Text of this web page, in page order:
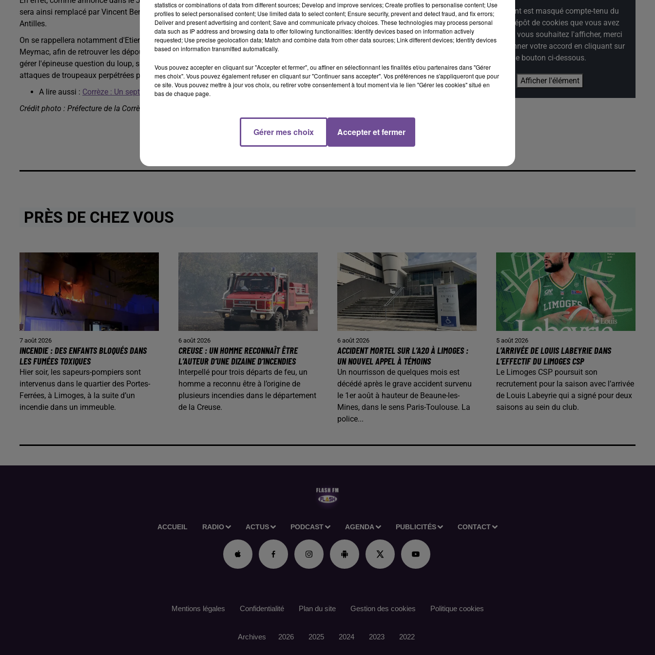
sera ainsi remplacé par Vincent Berton, 59 ans, préfet délégué de Saint-Barthélémy et Saint-Martin, qui arrive donc des
Antilles.
On se rappellera notamment d'Etienne Desplanques comme étant le représentant de l'Etat ayant lancé les fouilles du côté de
Meymac, afin de retrouver les dépouilles de plusieurs soldats allemands fusillés sur place en 1944. Il aura également dû
gérer l'épineuse question du loup, sur le territoire, avec le retour du grand canidé dans le département et les différentes
attaques de troupeaux perpétrées par l'animal depuis plusieurs mois.
A lire aussi : Corrèze : Un septuagénaire gravement blessé dans un accident
Crédit photo : Préfecture de la Corrèze
Cet élément est masqué compte-tenu du
refus du dépôt de cookies que vous avez
exprimé. Si vous souhaitez l'afficher, merci
de nous donner votre accord en cliquant sur
le bouton ci-dessous.
Afficher l'élément
PRÈS DE CHEZ VOUS
7 août 2026
INCENDIE : DES ENFANTS BLOQUÉS DANS
LES FUMÉES TOXIQUES
Hier soir, les sapeurs-pompiers sont
intervenus dans le quartier des Portes-
Ferrées, à Limoges, à la suite d’un
incendie dans un immeuble.
6 août 2026
CREUSE : UN HOMME RECONNAÎT ÊTRE
L’AUTEUR D’UNE DIZAINE D’INCENDIES
Interpellé pour trois départs de feu, un
homme a reconnu être à l’origine de
plusieurs incendies dans le département
de la Creuse.
6 août 2026
ACCIDENT MORTEL SUR L’A20 À LIMOGES :
UN NOUVEL APPEL À TÉMOINS
Un nourrisson de quelques mois est
décédé après le grave accident survenu
le 1er août à hauteur de Beaune-les-
Mines, dans le sens Paris-Toulouse. La
police...
5 août 2026
L’ARRIVÉE DE LOUIS LABEYRIE DANS
L’EFFECTIF DU LIMOGES CSP
Le Limoges CSP poursuit son
recrutement pour la saison avec l’arrivée
de Louis Labeyrie qui a signé pour deux
saisons au sein du club.
ACCUEIL RADIO ACTUS PODCAST AGENDA PUBLICITÉS CONTACT
Mentions légales Confidentialité Plan du site Gestion des cookies Politique cookies
Archives 2026 2025 2024 2023 2022
statistics or combinations of data from different sources; Develop and improve services; Create profiles to personalise content; Use
profiles to select personalised content; Use limited data to select content; Ensure security, prevent and detect fraud, and fix errors;
Deliver and present advertising and content; Save and communicate privacy choices. These technologies may process personal
data such as IP address and browsing data to offer following functionalities: Identify devices based on information actively
requested; Use precise geolocation data; Match and combine data from other data sources; Link different devices; Identify devices
based on information transmitted automatically.
Vous pouvez accepter en cliquant sur "Accepter et fermer", ou affiner en sélectionnant les finalités et/ou partenaires dans "Gérer
mes choix". Vous pouvez également refuser en cliquant sur "Continuer sans accepter". Vos préférences ne s'appliqueront que pour
ce site. Vous pouvez mettre à jour vos choix, ou retirer votre consentement à tout moment via le lien "Gérer les cookies" situé en
bas de chaque page.
Gérer mes choix Accepter et fermer